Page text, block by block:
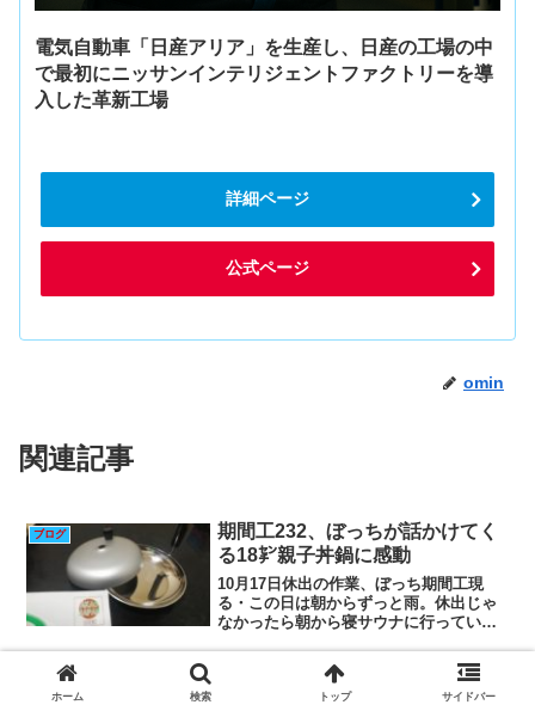
電気自動車「日産アリア」を生産し、日産の工場の中
で最初にニッサンインテリジェントファクトリーを導
入した革新工場
詳細ページ
公式ページ
omin
関連記事
ブログ
期間工232、ぼっちが話かけてく
る18㌢親子丼鍋に感動
10月17日休出の作業、ぼっち期間工現
る・この日は朝からずっと雨。休出じゃ
なかったら朝から寝サウナに行っていだ
ん」とか高いテンションで吠えている奴
がいるなと思ったら以前ブログネタにし
た「ぼっち期間工」だっ...
プライムアースEVエナジー 宮城
ホーム 検索 トップ サイドバー